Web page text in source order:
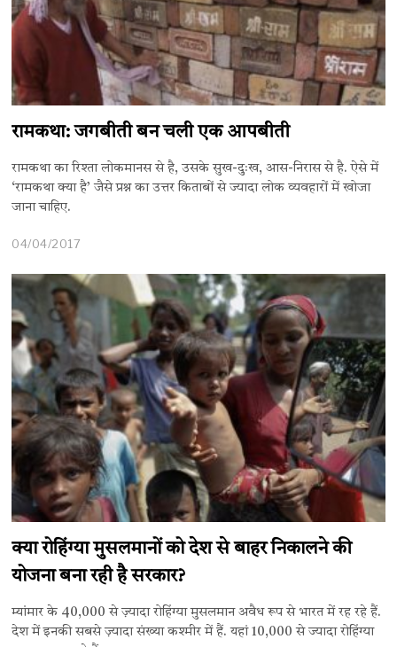
रामकथा: जगबीती बन चली एक आपबीती
रामकथा का रिश्ता लोकमानस से है, उसके सुख-दुःख, आस-निरास से है. ऐसे में
‘रामकथा क्या है’ जैसे प्रश्न का उत्तर किताबों से ज्यादा लोक व्यवहारों में खोजा
जाना चाहिए.
04/04/2017
क्या रोहिंग्या मुसलमानों को देश से बाहर निकालने की
योजना बना रही है सरकार?
म्यांमार के 40,000 से ज़्यादा रोहिंग्या मुसलमान अवैध रूप से भारत में रह रहे हैं.
देश में इनकी सबसे ज़्यादा संख्या कश्मीर में हैं. यहां 10,000 से ज्यादा रोहिंग्या